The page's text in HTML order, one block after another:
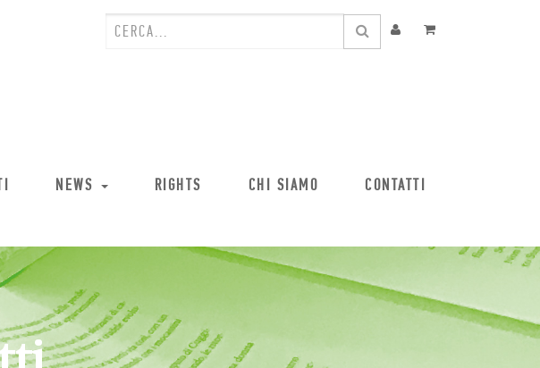
NEWS RIGHTS CHI SIAMO CONTATTI